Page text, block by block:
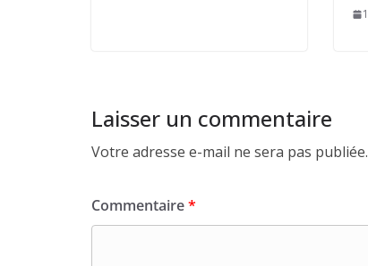
Laisser un commentaire
Votre adresse e-mail ne sera pas publiée.
Commentaire*